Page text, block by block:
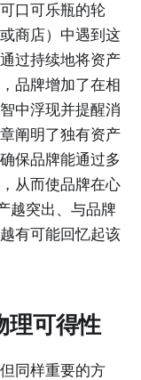
口可乐瓶的轮
商店）中遇到这
过持续地将资产
品牌增加了在相
中浮现并提醒消
阐明了独有资产
保品牌能通过多
从而使品牌在心
越突出、与品牌
有可能回忆起该
理可得性
同样重要的方